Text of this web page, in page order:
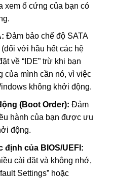
xem ổ cứng của bạn có
Đảm bảo chế độ SATA
với hầu hết các hệ
về “IDE” trừ khi bạn
của mình cần nó, vì việc
không khởi động.
(Boot Order): Đảm
hành của bạn được ưu
động.
định của BIOS/UEFI:
cài đặt và không nhớ,
Settings” hoặc